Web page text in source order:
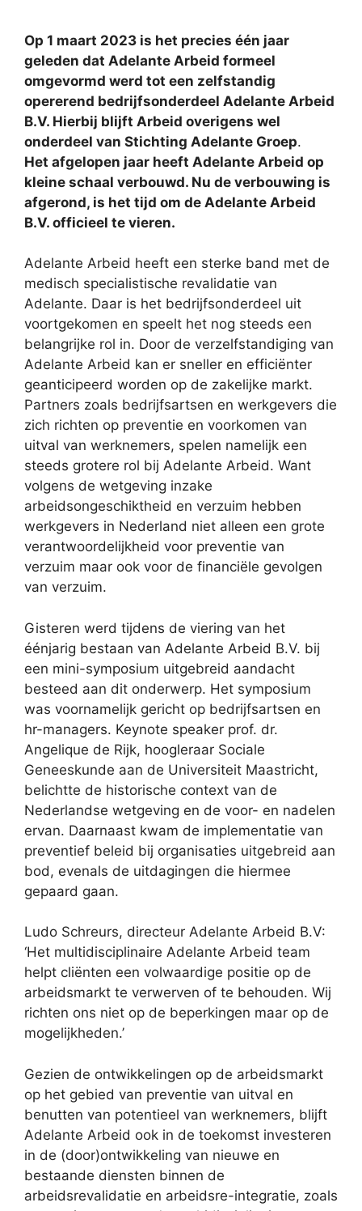
Op 1 maart 2023 is het precies één jaar
geleden dat Adelante Arbeid formeel
omgevormd werd tot een zelfstandig
opererend bedrijfsonderdeel Adelante Arbeid
B.V. Hierbij blijft Arbeid overigens wel
onderdeel van Stichting Adelante Groep.
Het afgelopen jaar heeft Adelante Arbeid op
kleine schaal verbouwd. Nu de verbouwing is
afgerond, is het tijd om de Adelante Arbeid
B.V. officieel te vieren.
Adelante Arbeid heeft een sterke band met de
medisch specialistische revalidatie van
Adelante. Daar is het bedrijfsonderdeel uit
voortgekomen en speelt het nog steeds een
belangrijke rol in. Door de verzelfstandiging van
Adelante Arbeid kan er sneller en efficiënter
geanticipeerd worden op de zakelijke markt.
Partners zoals bedrijfsartsen en werkgevers die
zich richten op preventie en voorkomen van
uitval van werknemers, spelen namelijk een
steeds grotere rol bij Adelante Arbeid. Want
volgens de wetgeving inzake
arbeidsongeschiktheid en verzuim hebben
werkgevers in Nederland niet alleen een grote
verantwoordelijkheid voor preventie van
verzuim maar ook voor de financiële gevolgen
van verzuim.
Gisteren werd tijdens de viering van het
éénjarig bestaan van Adelante Arbeid B.V. bij
een mini-symposium uitgebreid aandacht
besteed aan dit onderwerp. Het symposium
was voornamelijk gericht op bedrijfsartsen en
hr-managers. Keynote speaker prof. dr.
Angelique de Rijk, hoogleraar Sociale
Geneeskunde aan de Universiteit Maastricht,
belichtte de historische context van de
Nederlandse wetgeving en de voor- en nadelen
ervan. Daarnaast kwam de implementatie van
preventief beleid bij organisaties uitgebreid aan
bod, evenals de uitdagingen die hiermee
gepaard gaan.
Ludo Schreurs, directeur Adelante Arbeid B.V:
‘Het multidisciplinaire Adelante Arbeid team
helpt cliënten een volwaardige positie op de
arbeidsmarkt te verwerven of te behouden. Wij
richten ons niet op de beperkingen maar op de
mogelijkheden.’
Gezien de ontwikkelingen op de arbeidsmarkt
op het gebied van preventie van uitval en
benutten van potentieel van werknemers, blijft
Adelante Arbeid ook in de toekomst investeren
in de (door)ontwikkeling van nieuwe en
bestaande diensten binnen de
arbeidsrevalidatie en arbeidsre-integratie, zoals